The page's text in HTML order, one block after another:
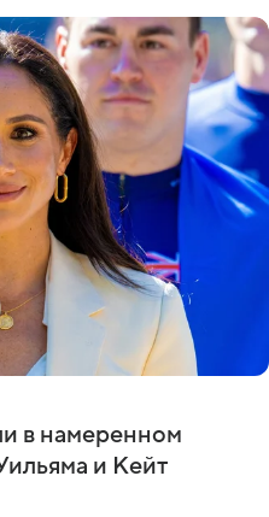
в намеренном
и Кейт